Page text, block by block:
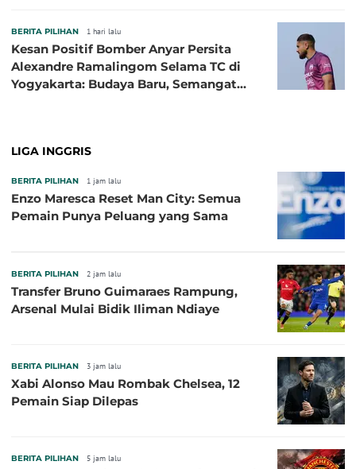
BERITA PILIHAN 1 hari lalu
Kesan Positif Bomber Anyar Persita
Alexandre Ramalingom Selama TC di
Yogyakarta: Budaya Baru, Semangat
LIGA INGGRIS
BERITA PILIHAN 1 jam lalu
Enzo Maresca Reset Man City: Semua
Pemain Punya Peluang yang Sama
BERITA PILIHAN 2 jam lalu
Transfer Bruno Guimaraes Rampung,
Arsenal Mulai Bidik Iliman Ndiaye
BERITA PILIHAN 3 jam lalu
Xabi Alonso Mau Rombak Chelsea, 12
Pemain Siap Dilepas
BERITA PILIHAN 5 jam lalu